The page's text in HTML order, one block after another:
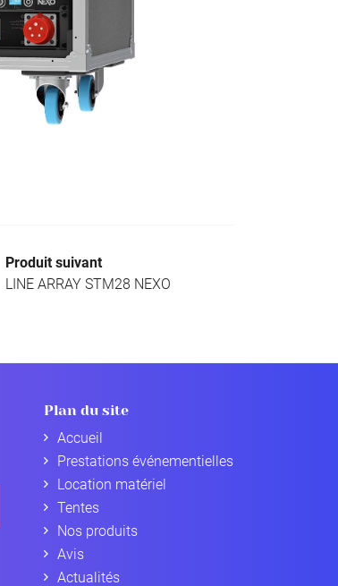
Produit suivant
LINE ARRAY STM28 NEXO
Plan du site
Accueil
Prestations événementielles
Location matériel
Tentes
Nos produits
Avis
Actualités